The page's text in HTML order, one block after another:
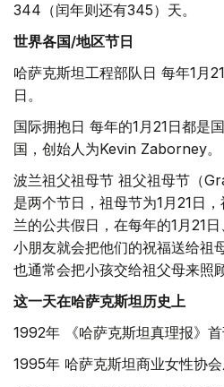
344（闰年则还有345）天。
世界各国/地区节日
哈萨克斯坦工程部队日 每年1月
日。
国际拥抱日 每年的1月21日都是
国，创始人为Kevin Zaborney。
波兰祖父祖母节 祖父祖母节（
是两个节日，祖母节为1月21日
兰的公共假日，在每年的1月21
小朋友就会把他们的祝福送给祖
也通常会把小孩交给祖父母来照顾
这一天在哈萨克斯坦历史上
1992年 《哈萨克斯坦真理报》首
1995年 哈萨克斯坦商业女性协会